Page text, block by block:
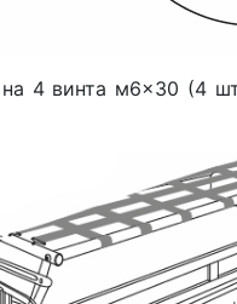
на 4 винта м6×30 (4